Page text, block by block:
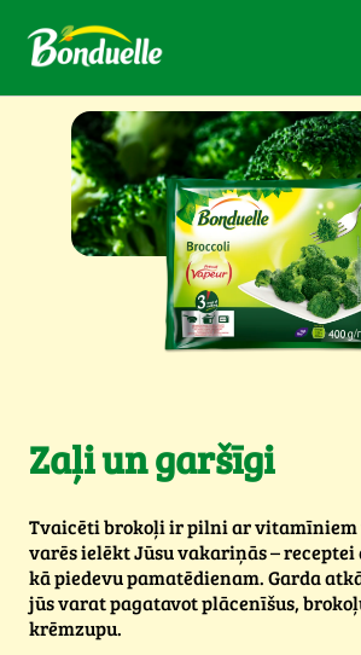
Zaļi un garšīgi
Tvaicēti brokoļi ir pilni ar vitamīniem
varēs ielēkt Jūsu vakariņās –
kā piedevu pamatēdienam. Garda
jūs varat pagatavot plācenīšus,
krēmzupu.